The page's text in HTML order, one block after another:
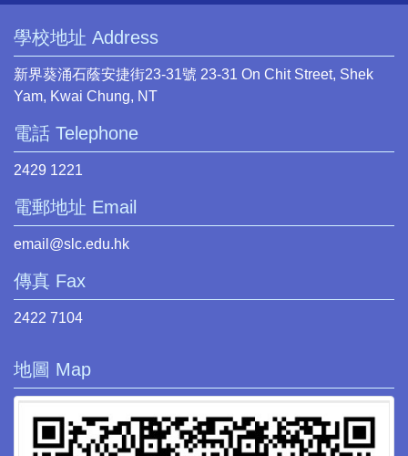
學校地址 Address
新界葵涌石蔭安捷街23-31號 23-31 On Chit Street, Shek
Yam, Kwai Chung, NT
電話 Telephone
2429 1221
電郵地址 Email
email@slc.edu.hk
傳真 Fax
2422 7104
地圖 Map